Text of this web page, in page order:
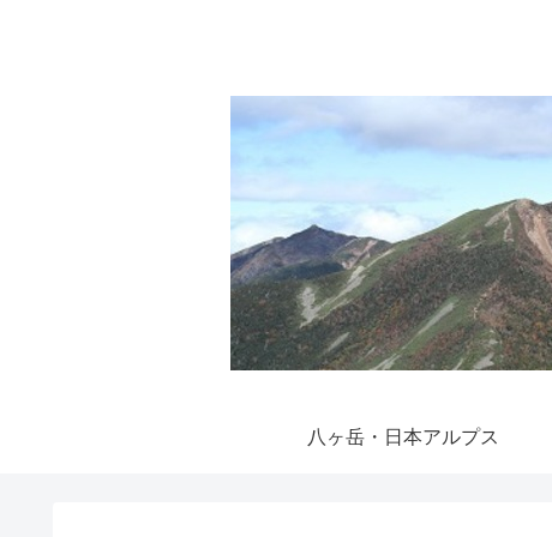
八ヶ岳・日本アルプス